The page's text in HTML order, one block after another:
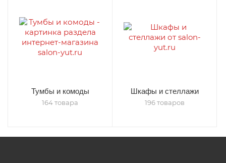
Тумбы и комоды
164 товара
Шкафы и стеллажи
196 товаров